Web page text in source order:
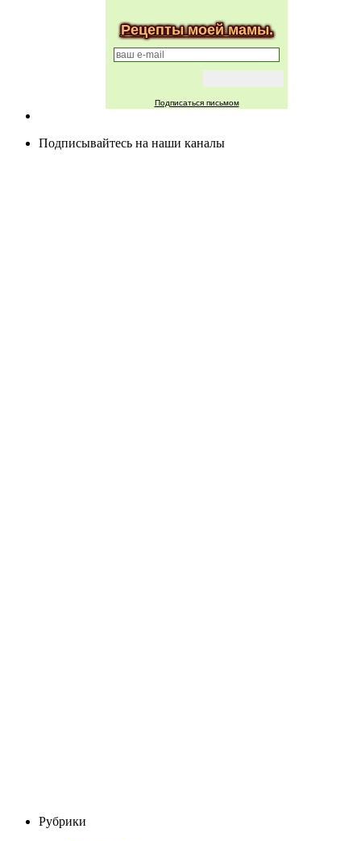
Рецепты моей мамы.
Подписаться письмом
Подписывайтесь на наши каналы
Рубрики